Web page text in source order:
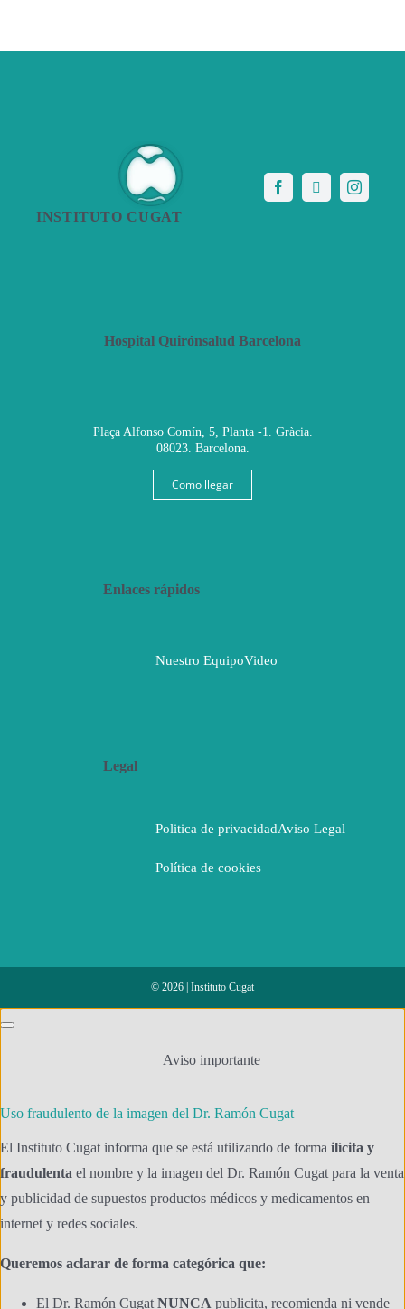
INSTITUTO CUGAT
Enlaces rápidos
Nuestro EquipoVideo
Legal
Politica de privacidadAviso Legal
Política de cookies
Hospital Quirónsalud Barcelona
Plaça Alfonso Comín, 5, Planta -1. Gràcia.
08023. Barcelona.
Como llegar
© 2026 | Instituto Cugat
Aviso importante
Uso fraudulento de la imagen del Dr. Ramón Cugat
El Instituto Cugat informa que se está utilizando de forma ilícita y
fraudulenta el nombre y la imagen del Dr. Ramón Cugat para la venta
y publicidad de supuestos productos médicos y medicamentos en
internet y redes sociales.
Queremos aclarar de forma categórica que:
El Dr. Ramón Cugat NUNCA publicita, recomienda ni vende